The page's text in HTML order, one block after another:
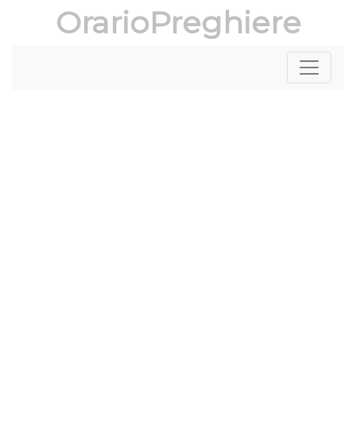
OrarioPreghiere